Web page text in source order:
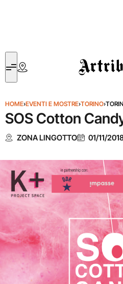
Artribune
HOME›EVENTI E MOSTRE›TORINO›
SOS Cotton
ZONA LINGOTTO 01/11/